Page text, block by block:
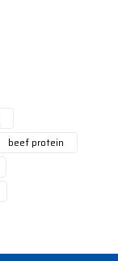
beef protein